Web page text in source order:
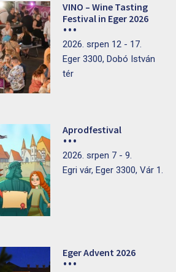
VINO – Wine Tasting
Festival in Eger 2026
2026. srpen 12 - 17.
Eger 3300, Dobó István
tér
Aprodfestival
2026. srpen 7 - 9.
Egri vár, Eger 3300, Vár 1.
Eger Advent 2026